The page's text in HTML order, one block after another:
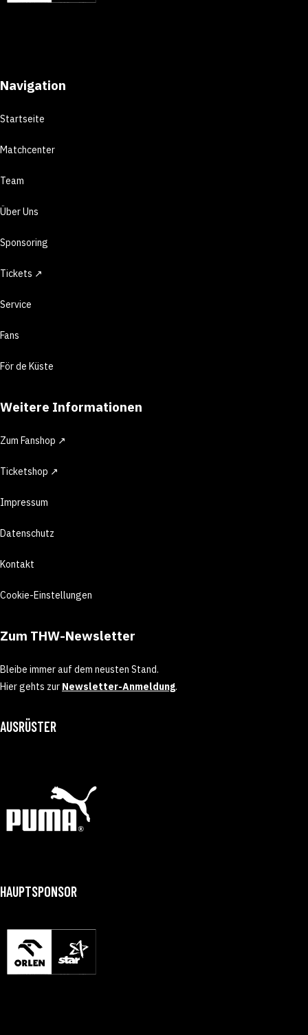
Navigation
Startseite
Matchcenter
Team
Über Uns
Sponsoring
Tickets ↗
Service
Fans
För de Küste
Weitere Informationen
Zum Fanshop ↗
Ticketshop ↗
Impressum
Datenschutz
Kontakt
Cookie-Einstellungen
Zum THW-Newsletter
Bleibe immer auf dem neusten Stand.
Hier gehts zur Newsletter-Anmeldung.
AUSRÜSTER
HAUPTSPONSOR